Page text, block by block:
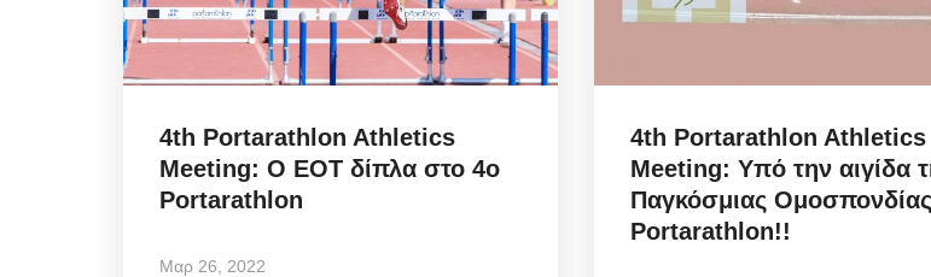
4th Portarathlon Athletics
Meeting: Ο ΕΟΤ δίπλα στο 4ο
Portarathlon
Μαρ 26, 2022
4th Portarathlon Athletics
Meeting: Υπό την αιγίδα
Παγκόσμιας
Portarathlon!!